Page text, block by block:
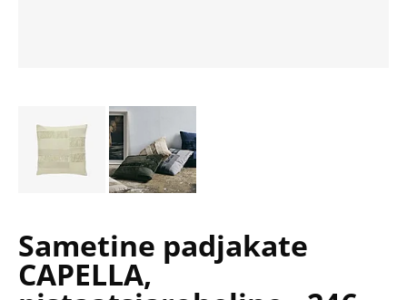
Sametine padjakate
CAPELLA,